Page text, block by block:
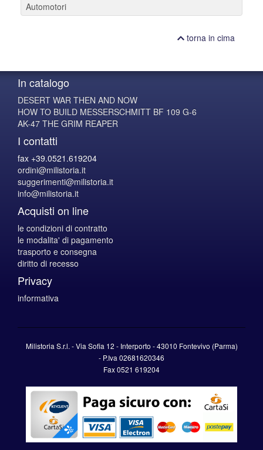
Automotori
torna in cima
In catalogo
DESERT WAR THEN AND NOW
HOW TO BUILD MESSERSCHMITT BF 109 G-6
AK-47 THE GRIM REAPER
I contatti
fax +39.0521.619204
ordini@milistoria.it
suggerimenti@milistoria.it
info@milistoria.it
Acquisti on line
le condizioni di contratto
le modalita' di pagamento
trasporto e consegna
diritto di recesso
Privacy
informativa
Milistoria S.r.l. - Via Sofia 12 - Interporto - 43010 Fontevivo (Parma)
- P.Iva 02681620346
Fax 0521 619204